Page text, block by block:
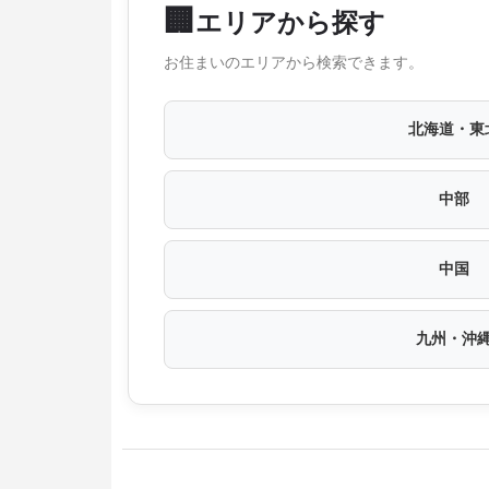
🏢 エリアから探す
お住まいのエリアから検索できます。
北海道・東
中部
中国
九州・沖